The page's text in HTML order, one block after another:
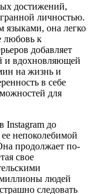
достижений,
личностью.
языками, она легко
любовь к
добавляет
и вдохновляющей
на жизнь и
в себе
для
Instagram до
ее непоколебимой
продолжает по-
свое
людей
следовать